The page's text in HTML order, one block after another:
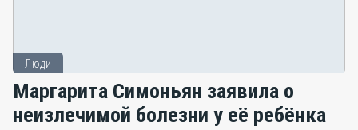
Люди
Маргарита Симоньян заявила о
неизлечимой болезни у её ребёнка